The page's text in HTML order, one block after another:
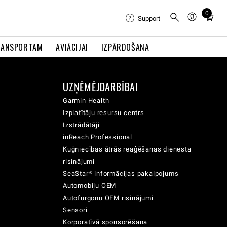
AVIĀCIJAI IZPĀRDOŠANA
Support
0
Total
cart:
UZŅĒMĒJDARBĪBAI
Garmin Health
Izplatītāju resursu centrs
Izstrādātāji
inReach Professional
Kuģniecības ātrās reaģēšanas dienesta
risinājumi
SeaStar® informācijas pakalpojums
Automobiļu OEM
Autofurgonu OEM risinājumi
Sensori
Korporatīvā sponsorēšana